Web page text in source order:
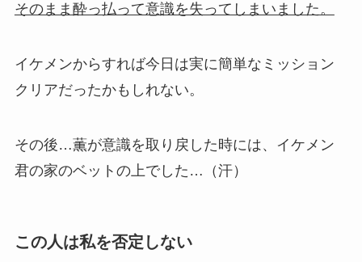
そのまま酔っ払って意識を失ってしまいました。
イケメンからすれば今日は実に簡単なミッション
クリアだったかもしれない。
その後…薫が意識を取り戻した時には、イケメン
君の家のベットの上でした…（汗）
この人は私を否定しない